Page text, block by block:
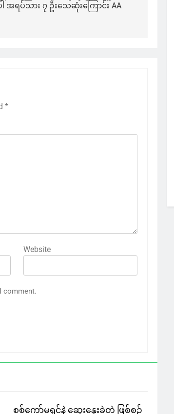
အရပ်သား ၇ ဦးသေဆုံးကြောင်း AA
*
Website
comment.
စစ်ကော်မရှင်နဲ့ ဆွေးနွေးခဲ့တဲ့ ဖြစ်စဉ်